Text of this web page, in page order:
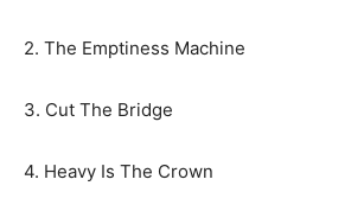
2. The Emptiness Machine
3. Cut The Bridge
4. Heavy Is The Crown